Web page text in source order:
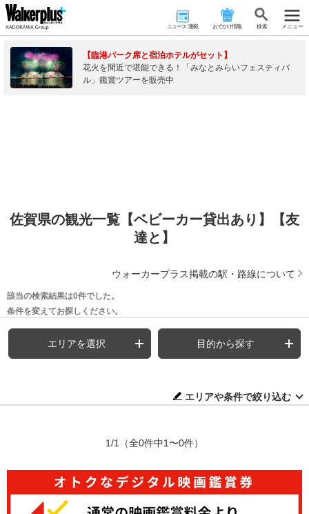
ニュース･連載 おでかけ情報 検 索 メニュー
【臨港パーク席と宿泊ホテルがセット】
花火を間近で堪能できる！「みなとみらいフェスティバ
ル」鑑賞ツアーを販売中
佐賀県の観光一覧【ベビーカー貸出あり】【友
達と】
ウォーカープラス掲載の駅・路線について
該当の検索結果は0件でした。
条件を変えてお探しください。
エリアを選択 目的から探す
エリアや条件で絞り込む
1/1 （全0件中1〜0件）